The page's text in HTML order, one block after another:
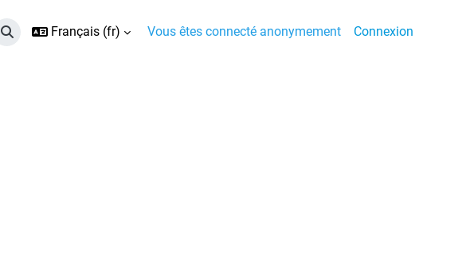
Activer/désactiver la saisie de recherche
Français ‎(fr)‎ Vous êtes connecté anonymement Connexion